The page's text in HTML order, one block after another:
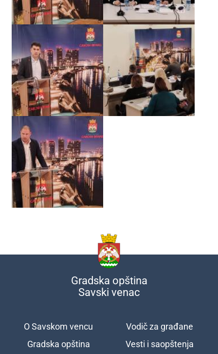
Gradska opština
Savski venac
Подножје
O Savskom vencu
Gradska opština
Vodič za građane
Vesti i saopštenja